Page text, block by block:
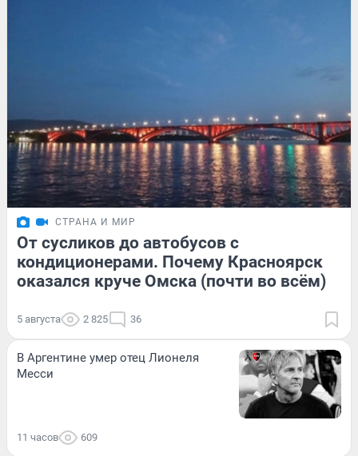
СТРАНА И МИР
От сусликов до автобусов с
кондиционерами. Почему Красноярск
оказался круче Омска (почти во всём)
5 августа 2 825 36
В Аргентине умер отец Лионеля
Месси
11 часов 609